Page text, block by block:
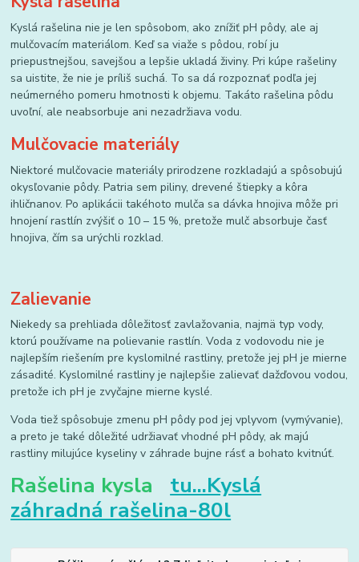
Kyslá rašelina nie je len spôsobom, ako znížiť pH pôdy, ale aj
mulčovacím materiálom. Keď sa viaže s pôdou, robí ju
priepustnejšou, savejšou a lepšie ukladá živiny. Pri kúpe rašeliny
sa uistite, že nie je príliš suchá. To sa dá rozpoznať podľa jej
neúmerného pomeru hmotnosti k objemu. Takáto rašelina pôdu
uvoľní, ale neabsorbuje ani nezadržiava vodu.
Mulčovacie materiály
Niektoré mulčovacie materiály prirodzene rozkladajú a spôsobujú
okysľovanie pôdy. Patria sem piliny, drevené štiepky a kôra
ihličnanov. Po aplikácii takéhoto mulča sa dávka hnojiva môže pri
hnojení rastlín zvýšiť o 10 – 15 %, pretože mulč absorbuje časť
hnojiva, čím sa urýchli rozklad.
Zalievanie
Niekedy sa prehliada dôležitosť zavlažovania, najmä typ vody,
ktorú používame na polievanie rastlín. Voda z vodovodu nie je
najlepším riešením pre kyslomilné rastliny, pretože jej pH je mierne
zásadité. Kyslomilné rastliny je najlepšie zalievať dažďovou vodou,
pretože ich pH je zvyčajne mierne kyslé.
Voda tiež spôsobuje zmenu pH pôdy pod jej vplyvom (vymývanie),
a preto je také dôležité udržiavať vhodné pH pôdy, ak majú
rastliny milujúce kyseliny v záhrade bujne rásť a bohato kvitnúť.
Rašelina kysla
tu...Kyslá
záhradná rašelina-80l